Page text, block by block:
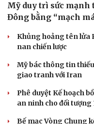
Mỹ duy trì sức
Đông bằng “mạch
Khủng hoảng tên lửa
nan chiến lược
Mỹ bác thông tin
giao tranh với Iran
Phê duyệt Kế hoạch
an ninh cho đối tượng
Bế mạc Vòng Chung